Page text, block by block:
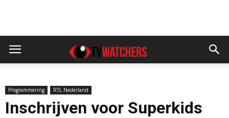
Programmering RTL Nederland
Inschrijven voor Superkids